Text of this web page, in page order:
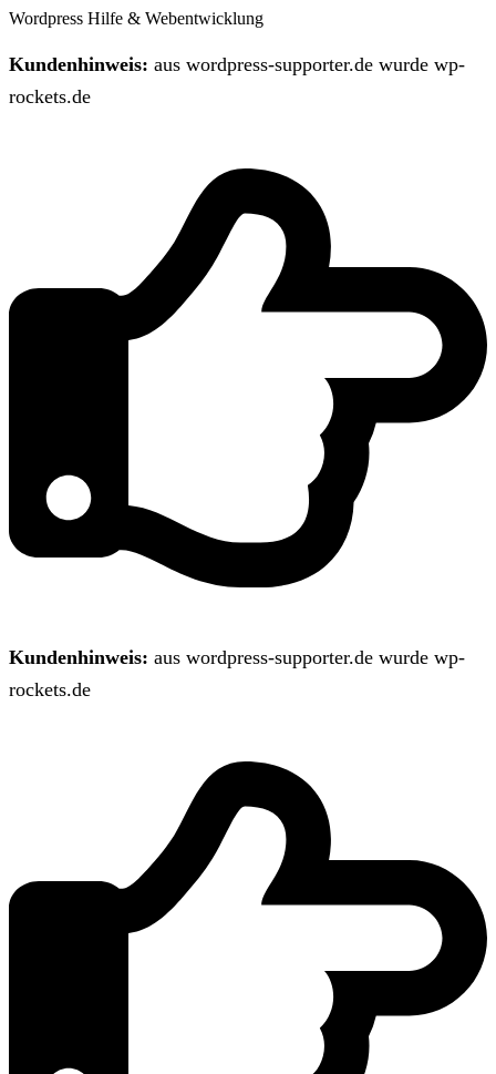
Wordpress Hilfe & Webentwicklung
Kundenhinweis: aus wordpress-supporter.de wurde wp-
rockets.de
Kundenhinweis: aus wordpress-supporter.de wurde wp-
rockets.de